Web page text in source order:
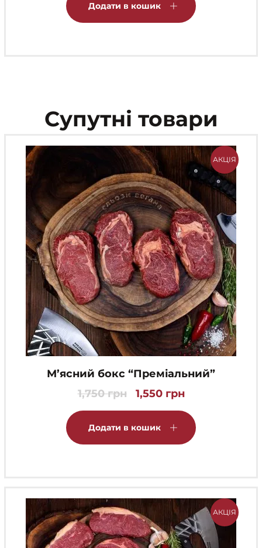
Додати в кошик
Супутні товари
АКЦІЯ
М’ясний бокс “Преміальний”
1,750грн
Оригінальна
ціна:
1,750 грн.
1,550 грнПоточна
1,550 грн.
Додати в кошик
АКЦІЯ